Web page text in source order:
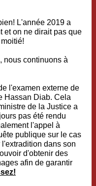
L'année 2019 a
et on ne dirait pas que
nous continuons à
l'examen externe de
Hassan Diab. Cela
de la Justice a
pas été rendu
l'appel à
publique sur le cas
dans son
d'obtenir des
afin de garantir